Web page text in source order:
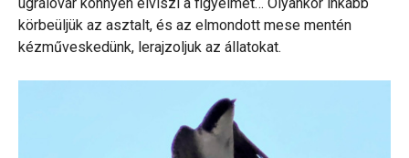
körbeüljük az asztalt, és az elmondott mese mentén
kézműveskedünk, lerajzoljuk az állatokat.